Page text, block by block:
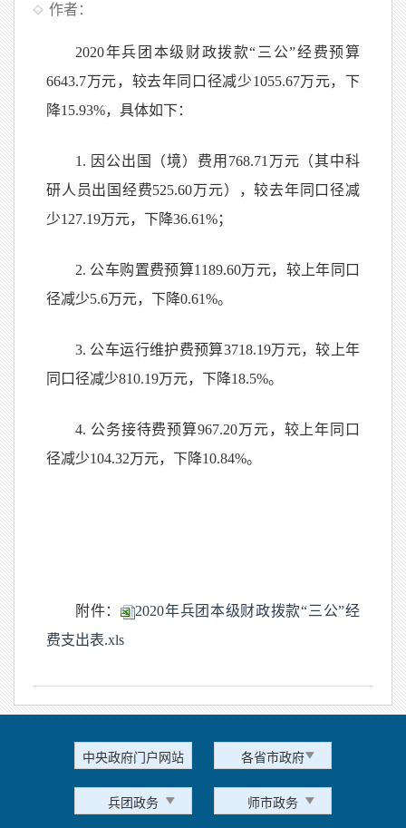
作者：
2020年兵团本级财政拨款“三公”经费预算
6643.7万元，较去年同口径减少1055.67万元，下
降15.93%，具体如下：
1. 因公出国（境）费用768.71万元（其中科
研人员出国经费525.60万元），较去年同口径减
少127.19万元，下降36.61%；
2. 公车购置费预算1189.60万元，较上年同口
径减少5.6万元，下降0.61%。
3. 公车运行维护费预算3718.19万元，较上年
同口径减少810.19万元，下降18.5%。
4. 公务接待费预算967.20万元，较上年同口
径减少104.32万元，下降10.84%。
附件：
2020年兵团本级财政拨款“三公”经
费支出表.xls
中央政府门户网站 各省市政府
兵团政务 师市政务